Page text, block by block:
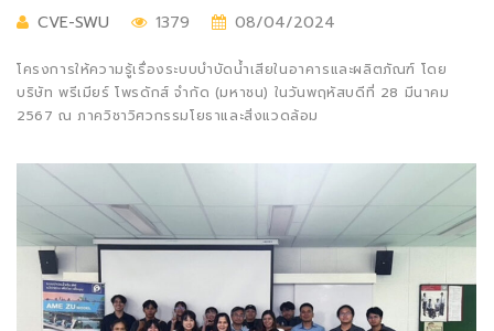
CVE-SWU 1379 08/04/2024
โครงการให้ความรู้เรื่องระบบบำบัดน้ำเสียในอาคารและผลิตภัณฑ์ โดย
บริษัท พรีเมียร์ โพรดักส์ จำกัด (มหาชน) ในวันพฤหัสบดีที่ 28 มีนาคม
2567 ณ ภาควิชาวิศวกรรมโยธาและสิ่งแวดล้อม